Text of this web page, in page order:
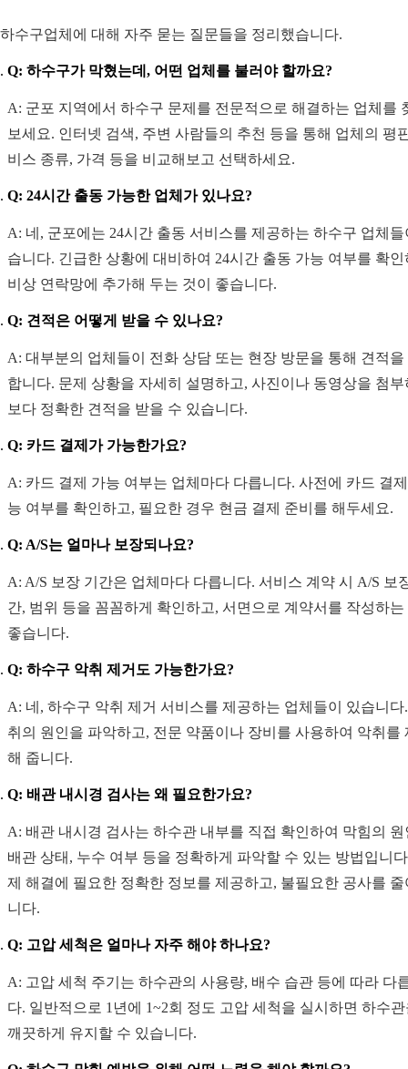
수구업체에 대해 자주 묻는 질문들을 정리했습니다.
Q: 하수구가 막혔는데, 어떤 업체를 불러야 할까요?
A: 군포 지역에서 하수구 문제를 전문적으로 해결하는 업체를
보세요. 인터넷 검색, 주변 사람들의 추천 등을 통해 업체의 평
비스 종류, 가격 등을 비교해보고 선택하세요.
Q: 24시간 출동 가능한 업체가 있나요?
A: 네, 군포에는 24시간 출동 서비스를 제공하는 하수구 업체들
습니다. 긴급한 상황에 대비하여 24시간 출동 가능 여부를 확인
비상 연락망에 추가해 두는 것이 좋습니다.
Q: 견적은 어떻게 받을 수 있나요?
A: 대부분의 업체들이 전화 상담 또는 현장 방문을 통해 견적을
합니다. 문제 상황을 자세히 설명하고, 사진이나 동영상을 첨부
보다 정확한 견적을 받을 수 있습니다.
Q: 카드 결제가 가능한가요?
A: 카드 결제 가능 여부는 업체마다 다릅니다. 사전에 카드 결
능 여부를 확인하고, 필요한 경우 현금 결제 준비를 해두세요.
Q: A/S는 얼마나 보장되나요?
A: A/S 보장 기간은 업체마다 다릅니다. 서비스 계약 시 A/S 보
간, 범위 등을 꼼꼼하게 확인하고, 서면으로 계약서를 작성하는
좋습니다.
Q: 하수구 악취 제거도 가능한가요?
A: 네, 하수구 악취 제거 서비스를 제공하는 업체들이 있습니다
취의 원인을 파악하고, 전문 약품이나 장비를 사용하여 악취를
해 줍니다.
Q: 배관 내시경 검사는 왜 필요한가요?
A: 배관 내시경 검사는 하수관 내부를 직접 확인하여 막힘의 원
배관 상태, 누수 여부 등을 정확하게 파악할 수 있는 방법입니
제 해결에 필요한 정확한 정보를 제공하고, 불필요한 공사를 줄
니다.
Q: 고압 세척은 얼마나 자주 해야 하나요?
A: 고압 세척 주기는 하수관의 사용량, 배수 습관 등에 따라 다
다. 일반적으로 1년에 1~2회 정도 고압 세척을 실시하면 하수
깨끗하게 유지할 수 있습니다.